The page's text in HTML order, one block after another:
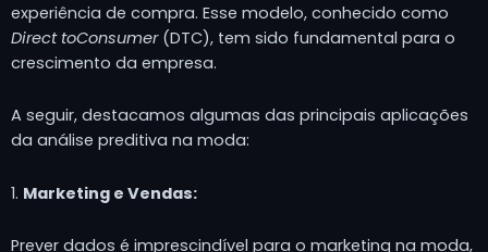
experiência de compra. Esse modelo, conhecido como
Direct toConsumer(DTC), tem sido fundamental para o
crescimento da empresa.
A seguir, destacamos algumas das principais aplicações
da análise preditiva na moda:
1. Marketing e Vendas:
Prever dados é imprescindível para o marketing na moda,